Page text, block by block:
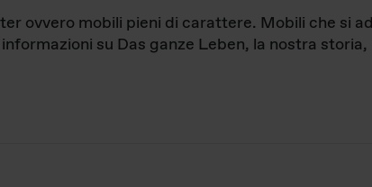
ovvero mobili pieni di carattere. Mobili che si
su Das ganze Leben, la nostra